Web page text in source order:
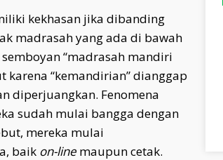
kekhasan jika dibanding
madrasah yang ada di bawah
“madrasah mandiri
karena “kemandirian” dianggap
diperjuangkan. Fenomena
sudah mulai bangga dengan
mereka mulai
baik on-linemaupun cetak.